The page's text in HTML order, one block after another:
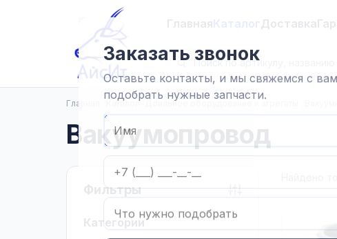
Главная Доставка
Главная Каталог Доильное оборудование и агрегаты
Вакуумопровод
Фильтры
Категории
Заказать звонок
Оставьте контакты, и мы свяжемся с
подобрать нужные запчасти.